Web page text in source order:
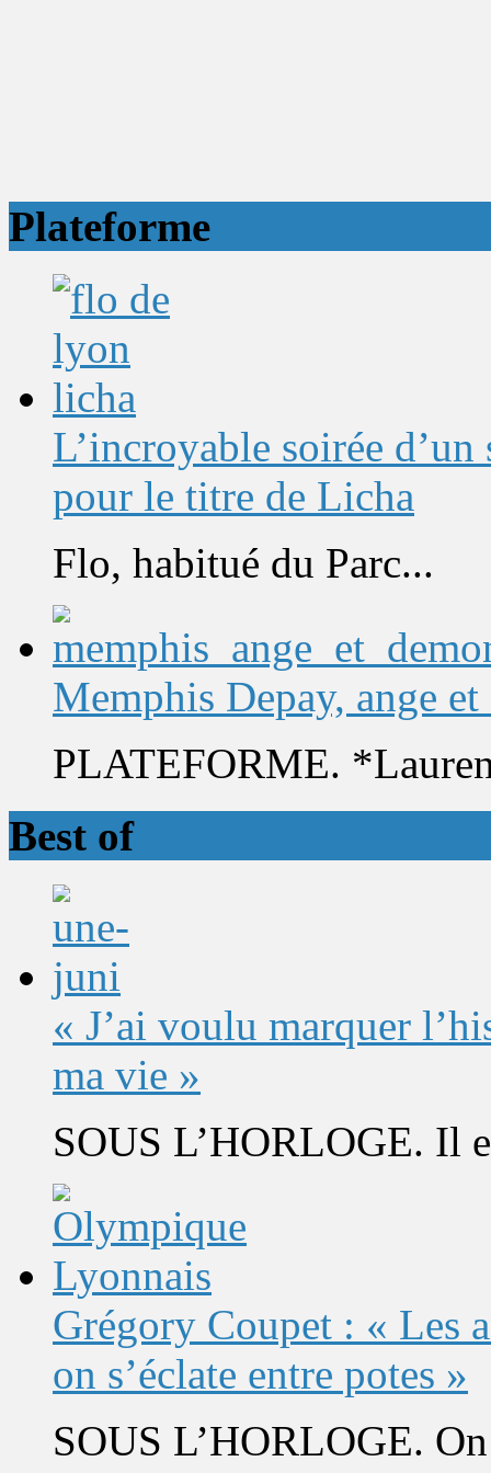
Plateforme
L’incroyable soirée
pour le titre de Licha
Flo, habitué du Parc...
Memphis Depay, ange et
PLATEFORME.
Best of
« J’ai voulu marquer
ma vie »
SOUS L’HORLOGE. Il
Grégory Coupet : « Les
on s’éclate entre potes »
SOUS L’HORLOGE.